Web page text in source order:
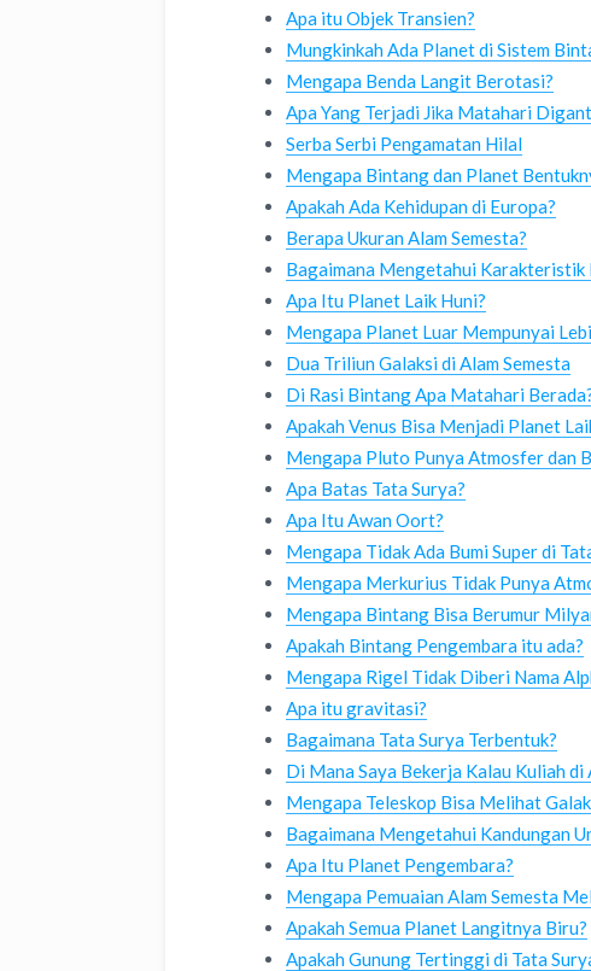
Apa itu Objek Transien?
Mungkinkah Ada Planet di Sistem
Mengapa Benda Langit Berotasi?
Apa Yang Terjadi Jika Matahari
Serba Serbi Pengamatan Hilal
Mengapa Bintang dan Planet
Apakah Ada Kehidupan di Europa?
Berapa Ukuran Alam Semesta?
Bagaimana Mengetahui Karakteristik
Apa Itu Planet Laik Huni?
Mengapa Planet Luar Mempunyai
Dua Triliun Galaksi di Alam Semesta
Di Rasi Bintang Apa Matahari
Apakah Venus Bisa Menjadi Planet
Mengapa Pluto Punya Atmosfer dan
Apa Batas Tata Surya?
Apa Itu Awan Oort?
Mengapa Tidak Ada Bumi Super di
Mengapa Merkurius Tidak Punya
Mengapa Bintang Bisa Berumur
Apakah Bintang Pengembara itu ada?
Mengapa Rigel Tidak Diberi Nama
Apa itu gravitasi?
Bagaimana Tata Surya Terbentuk?
Di Mana Saya Bekerja Kalau Kuliah di
Mengapa Teleskop Bisa Melihat
Bagaimana Mengetahui Kandungan
Apa Itu Planet Pengembara?
Mengapa Pemuaian Alam Semesta
Apakah Semua Planet Langitnya Biru?
Apakah Gunung Tertinggi di Tata